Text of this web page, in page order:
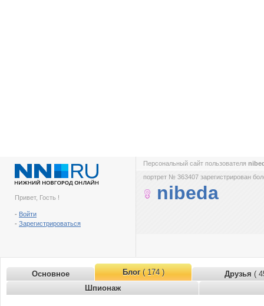
Привет, Гость !
- Войти
- Зарегистрироваться
Персональный сайт пользователя
портрет № 363407 зарегистрирован
nibeda
Основное Блог( 174 ) Друзья (
Шпионаж